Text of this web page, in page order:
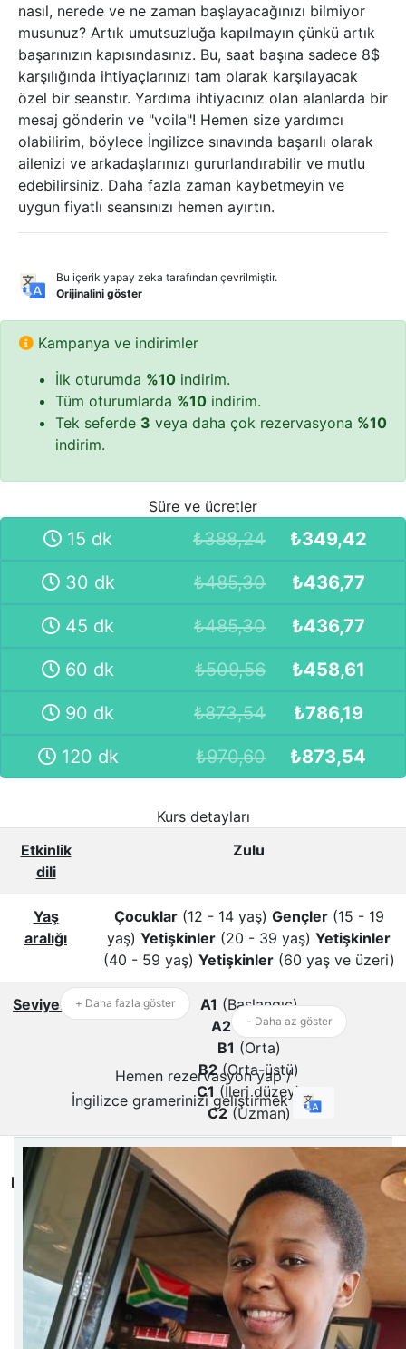
nasıl, nerede ve ne zaman başlayacağınızı bilmiyor
musunuz? Artık umutsuzluğa kapılmayın çünkü artık
başarınızın kapısındasınız. Bu, saat başına sadece 8$
karşılığında ihtiyaçlarınızı tam olarak karşılayacak
özel bir seanstır. Yardıma ihtiyacınız olan alanlarda bir
mesaj gönderin ve "voila"! Hemen size yardımcı
olabilirim, böylece İngilizce sınavında başarılı olarak
ailenizi ve arkadaşlarınızı gururlandırabilir ve mutlu
edebilirsiniz. Daha fazla zaman kaybetmeyin ve
uygun fiyatlı seansınızı hemen ayırtın.
Bu içerik yapay zeka tarafından çevrilmiştir.
Orijinalini göster
Kampanya ve indirimler
İlk oturumda %10 indirim.
Tüm oturumlarda %10 indirim.
Tek seferde 3 veya daha çok rezervasyona %10
indirim.
Süre ve ücretler
15 dk ₺388,24 ₺349,42
30 dk
₺485,30 ₺436,77
45 dk
₺485,30 ₺436,77
60 dk
₺509,56 ₺458,61
90 dk
₺873,54 ₺786,19
120 dk
₺970,60 ₺873,54
Kurs detayları
Etkinlik
dili
Zulu
Yaş
aralığı
Çocuklar(12 - 14 yaş) Gençler(15 - 19
yaş) Yetişkinler (20 - 39 yaş) Yetişkinler
(40 - 59 yaş) Yetişkinler(60 yaş ve üzeri)
Seviyeler A1 (Başlangıç)
A2(Temel)
B1 (Orta)
B2(Orta-üstü)
C1 (İleri düzey)
C2(Uzman)
Toplantı
platformu
Zoom/ /Google Meet
+ Daha fazla göster
- Daha az göster
Hemen rezervasyon yap /
İngilizce gramerinizi geliştirmek